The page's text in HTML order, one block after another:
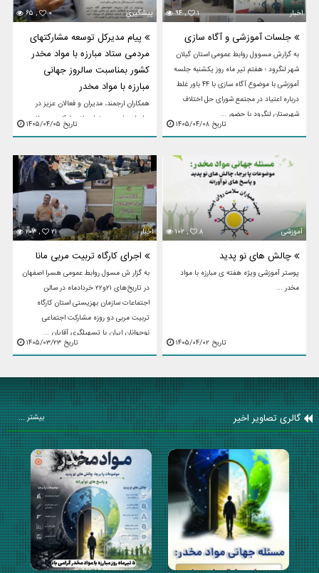
۹۴ , ۱ اخبار
جلسات آموزشی و آگاه سازی
به گزارش مسوول روابط عمومی استان گیلان
شهر لنگرود ؛ هفتم تیر ماه روز یکشنبه جلسه
آموزشی با موضوع آگاه سازی با ۴۴ باور غلط
درباره اعتیاد در مجتمع شورای حل اختلاف
شهرستان لنگرود با حضور ...
تاریخ ۱۴۰۵/۰۴/۰۸
۶۵ , ۰ پيشگيري
پیام مدیرکل توسعه مشارکتهای
مردمی ستاد مبارزه با مواد مخدر
کشور بمناسبت سالروز جهانی
مبارزه با مواد مخدر
همکاران ارجمند، مدیران و فعالان عزیز در
سازمان‌های مردم‌نهادسلام علیکمروز جهانی
مبارزه با مواد مخدر، فرصتی است برای
مسئولیت یک دستگاه یا ...
تاریخ ۱۴۰۵/۰۴/۰۵
۱۰۲ , ۸ آموزشی
چالش های نو پدید
پوستر آموزشی ویژه هفته ی مبارزه با مواد
مخدر ...
تاریخ ۱۴۰۵/۰۴/۰۲
۲۰۳ , ۲۱ اخبار
اجرای کارگاه تربیت مربی مانا
به گزار ش مسول روابط عمومی هسرا اصفهان
در تاریخ‌های ۲۱و۲۲ خردادماه در سالن
اجتماعات سازمان بهزیستی استان کارگاه
تربیت مربی دو روزه مشارکت اجتماعی
نوجوانان ایران با تسهیلگری آقایان ...
تاریخ ۱۴۰۵/۰۳/۲۳
گالری تصاویر اخیر بیشتر ...